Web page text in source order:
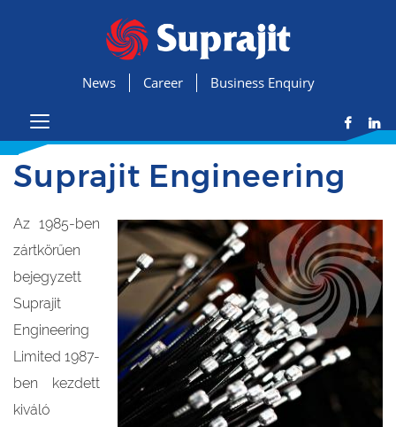
Business Enquiry
Career
News
Suprajit Engineering
Az 1985-ben
zártkörűen
bejegyzett
Suprajit
Engineering
Limited 1987-
ben kezdett
kiváló